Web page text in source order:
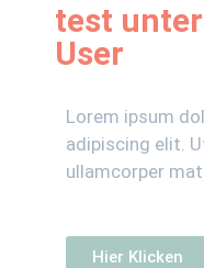
test
User
Lorem ipsum
adipiscing elit.
ullamcorper
Hier Klicken